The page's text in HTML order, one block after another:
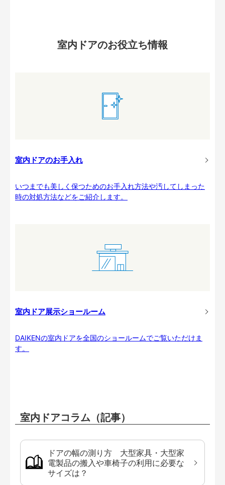
室内ドアのお役立ち情報
室内ドアのお手入れ
いつまでも美しく保つためのお手入れ方法や汚してしまった
時の対処方法などをご紹介します。
室内ドア展示ショールーム
DAIKENの室内ドアを全国のショールームでご覧いただけま
す。
室内ドアコラム（記事）
ドアの幅の測り方 大型家具・大型家
電製品の搬入や車椅子の利用に必要な
サイズは？